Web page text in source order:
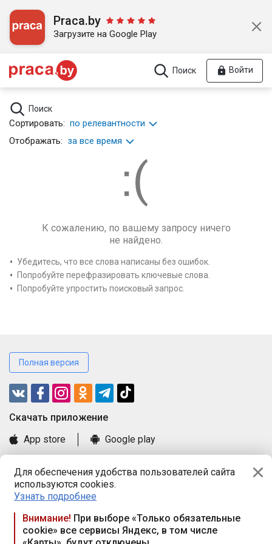
Для обеспечения удобства пользователей сайта
используются cookies.
Узнать подробнее
Внимание! При выборе «Только обязательные
cookie» все сервисы Яндекс, в том числе
Praca.by
Загрузите на Google Play
Поиск Войти
Поиск
Сортировать: по релевантности
Отображать: за все время
К сожалению, по вашему запросу ничего
не найдено.
Убедитесь, что все слова написаны без ошибок.
Попробуйте перефразировать ключевые слова.
Попробуйте упростить поисковый запрос.
Полная версия
Cкачать приложение
App store
Google play
Книга замечаний и предложений
Правила и документы
Praca.by © 2000—2026, ООО «ПРАЦА БАЙ»
Республика Беларусь, 220114, г. Минск, пр-т Независимости
117а, пом. № 9.